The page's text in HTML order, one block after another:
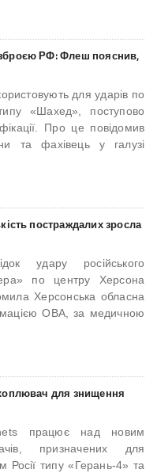
РФ: Флеш пояснив,
для ударів по
типу «Шахед», поступово
Про це повідомив
та фахівець у галузі
постраждалих зросла
удару російського
по центру Херсона
Херсонська обласна
ОВА, за медичною
для знищення
працює над новим
призначених для
Росії типу «Герань-4» та